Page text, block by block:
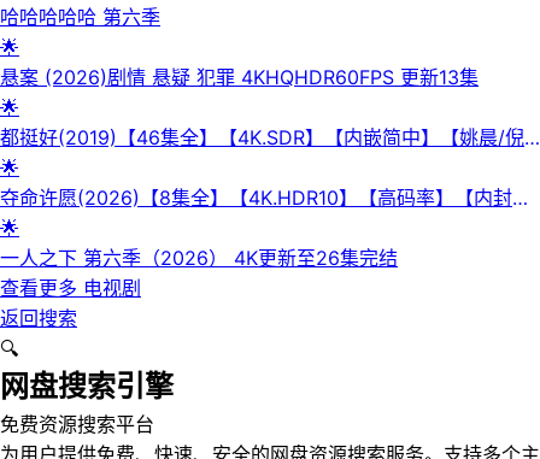
哈哈哈哈哈 第六季
🌟
悬案 (2026)剧情 悬疑 犯罪 4KHQHDR60FPS 更新13集
🌟
都挺好(2019)【46集全】【4K.SDR】【内嵌简中】【姚晨/倪
大红】
🌟
夺命许愿(2026)【8集全】【4K.HDR10】【高码率】【内封简
繁英】【杜比全景声】
🌟
一人之下 第六季（2026） 4K更新至26集完结
查看更多 电视剧
返回搜索
🔍
网盘搜索引擎
免费资源搜索平台
为用户提供免费、快速、安全的网盘资源搜索服务。支持多个主